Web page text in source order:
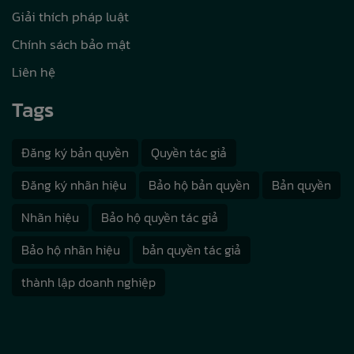
Giải thích pháp luật
Chính sách bảo mật
Liên hệ
Tags
Đăng ký bản quyền
Quyền tác giả
Đăng ký nhãn hiệu
Bảo hộ bản quyền
Bản quyền
Nhãn hiệu
Bảo hộ quyền tác giả
Bảo hộ nhãn hiệu
bản quyền tác giả
thành lập doanh nghiệp